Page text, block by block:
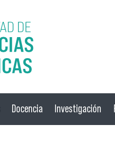
Docencia Investigación